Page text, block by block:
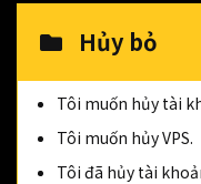
Hủy bỏ
Tôi muốn hủy tài
Tôi muốn hủy VPS.
Tôi đã hủy tài